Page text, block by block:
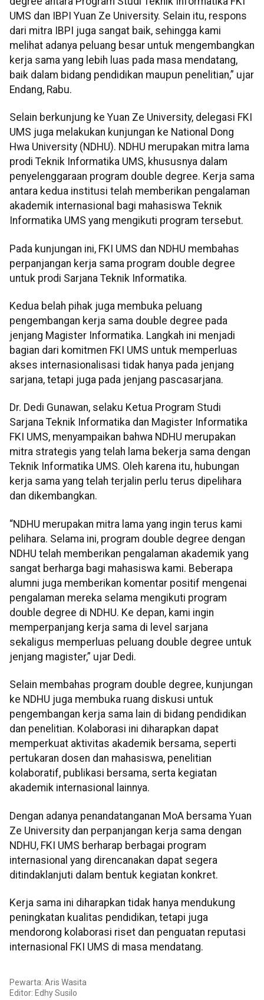
UMS dan IBPI Yuan Ze University. Selain itu, respons
dari mitra IBPI juga sangat baik, sehingga kami
melihat adanya peluang besar untuk mengembangkan
kerja sama yang lebih luas pada masa mendatang,
baik dalam bidang pendidikan maupun penelitian,” ujar
Endang, Rabu.
Selain berkunjung ke Yuan Ze University, delegasi FKI
UMS juga melakukan kunjungan ke National Dong
Hwa University (NDHU). NDHU merupakan mitra lama
prodi Teknik Informatika UMS, khususnya dalam
penyelenggaraan program double degree. Kerja sama
antara kedua institusi telah memberikan pengalaman
akademik internasional bagi mahasiswa Teknik
Informatika UMS yang mengikuti program tersebut.
Pada kunjungan ini, FKI UMS dan NDHU membahas
perpanjangan kerja sama program double degree
untuk prodi Sarjana Teknik Informatika.
Kedua belah pihak juga membuka peluang
pengembangan kerja sama double degree pada
jenjang Magister Informatika. Langkah ini menjadi
bagian dari komitmen FKI UMS untuk memperluas
akses internasionalisasi tidak hanya pada jenjang
sarjana, tetapi juga pada jenjang pascasarjana.
Dr. Dedi Gunawan, selaku Ketua Program Studi
Sarjana Teknik Informatika dan Magister Informatika
FKI UMS, menyampaikan bahwa NDHU merupakan
mitra strategis yang telah lama bekerja sama dengan
Teknik Informatika UMS. Oleh karena itu, hubungan
kerja sama yang telah terjalin perlu terus dipelihara
dan dikembangkan.
“NDHU merupakan mitra lama yang ingin terus kami
pelihara. Selama ini, program double degree dengan
NDHU telah memberikan pengalaman akademik yang
sangat berharga bagi mahasiswa kami. Beberapa
alumni juga memberikan komentar positif mengenai
pengalaman mereka selama mengikuti program
double degree di NDHU. Ke depan, kami ingin
memperpanjang kerja sama di level sarjana
sekaligus memperluas peluang double degree untuk
jenjang magister,” ujar Dedi.
Selain membahas program double degree, kunjungan
ke NDHU juga membuka ruang diskusi untuk
pengembangan kerja sama lain di bidang pendidikan
dan penelitian. Kolaborasi ini diharapkan dapat
memperkuat aktivitas akademik bersama, seperti
pertukaran dosen dan mahasiswa, penelitian
kolaboratif, publikasi bersama, serta kegiatan
akademik internasional lainnya.
Dengan adanya penandatanganan MoA bersama Yuan
Ze University dan perpanjangan kerja sama dengan
NDHU, FKI UMS berharap berbagai program
internasional yang direncanakan dapat segera
ditindaklanjuti dalam bentuk kegiatan konkret.
Kerja sama ini diharapkan tidak hanya mendukung
peningkatan kualitas pendidikan, tetapi juga
mendorong kolaborasi riset dan penguatan reputasi
internasional FKI UMS di masa mendatang.
Pewarta: Aris Wasita
Editor: Edhy Susilo